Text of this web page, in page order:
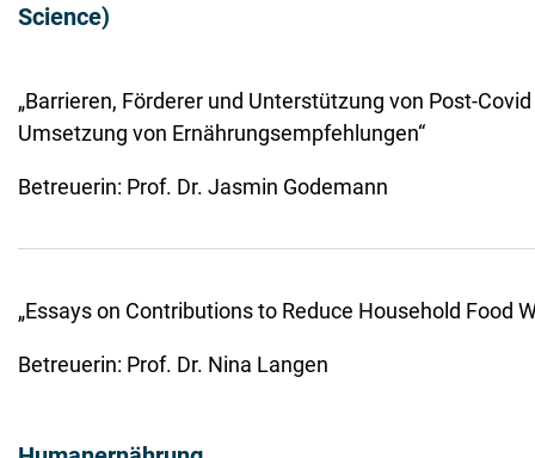
Science)
„Barrieren, Förderer und Unterstützung von Post-
Umsetzung von Ernährungsempfehlungen“
Betreuerin: Prof. Dr. Jasmin Godemann
„Essays on Contributions to Reduce Household Food
Betreuerin: Prof. Dr. Nina Langen